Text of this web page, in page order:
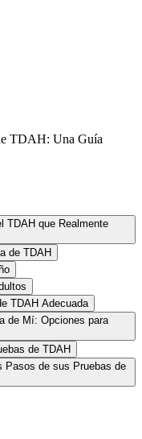
TDAH: Una Guía
TDAH que Realmente
de TDAH
TDAH Adecuada
de Mí: Opciones para
de TDAH
Pasos de sus Pruebas de